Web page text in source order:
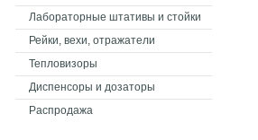
Лабораторные штативы и стойки
Рейки, вехи, отражатели
Тепловизоры
Диспенсоры и дозаторы
Распродажа